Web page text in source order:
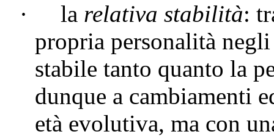
·
la relativa stabilità:
propria personalità
stabile tanto quanto la
dunque a cambiamenti
età evolutiva, ma con